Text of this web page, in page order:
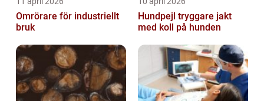
Omrörare för industriellt
bruk
Hundpejl tryggare jakt
med koll på hunden